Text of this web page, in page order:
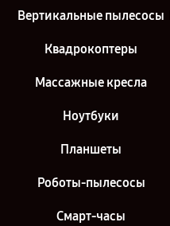
Вертикальные пылесосы
Квадрокоптеры
Массажные кресла
Ноутбуки
Планшеты
Роботы-пылесосы
Смарт-часы